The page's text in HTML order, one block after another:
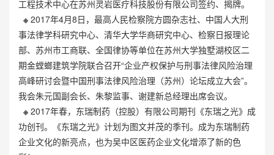
工程技术中心在苏州灵岩医疗科技股份有限公司签约、揭牌。
※ 2017年4月8日，最高人民检察院方圆杂志社、中国人大刑
事法律学科研究中心、清华大学华商研究中心、检察日报理论
部、苏州市工商联、全国律协等单位在苏州大学独墅湖校区二
期金螳螂建筑学院联合召开“企业产权保护与刑事法律风险治理
高峰研讨会暨中国刑事法律风险治理（苏州）论坛成立大会”。
我会朱元国副会长、朱黎监事、谢建新总经理出席会议。
※ 2017年春，东瑞制药（控股）有限公司期刊《东瑞之光》成
功创刊。《东瑞之光》计划为图文并茂的季刊。成为东瑞制药
企业文化的新亮点，也为吴中区医药企业文化增添了新的色